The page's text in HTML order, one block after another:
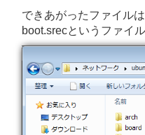
できあがったファイル
boot.srecというファイ